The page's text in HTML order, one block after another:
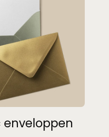
enveloppen